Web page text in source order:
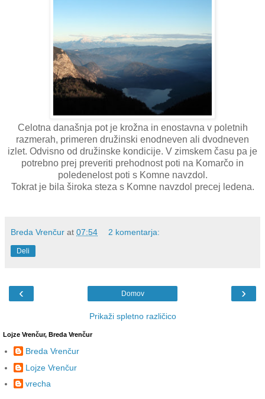
Celotna današnja pot je krožna in enostavna v poletnih
razmerah, primeren družinski enodneven ali dvodneven
izlet. Odvisno od družinske kondicije. V zimskem času pa je
potrebno prej preveriti prehodnost poti na Komarčo in
poledenelost poti s Komne navzdol.
Tokrat je bila široka steza s Komne navzdol precej ledena.
Breda Vrenčur at 07:54 2 komentarja:
Deli
‹ ›
Domov
Prikaži spletno različico
Lojze Vrenčur, Breda Vrenčur
Breda Vrenčur
Lojze Vrenčur
vrecha